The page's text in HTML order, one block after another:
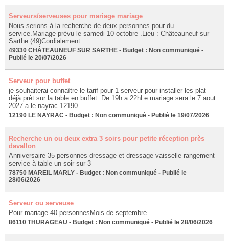
Serveurs/serveuses pour mariage mariage
Nous serions à la recherche de deux personnes pour du
service.Mariage prévu le samedi 10 octobre .Lieu : Châteauneuf sur
Sarthe (49)Cordialement.
49330 CHÂTEAUNEUF SUR SARTHE - Budget : Non communiqué -
Publié le 20/07/2026
Serveur pour buffet
je souhaiterai connaître le tarif pour 1 serveur pour installer les plat
déjà prêt sur la table en buffet. De 19h a 22hLe mariage sera le 7 aout
2027 a le nayrac 12190
12190 LE NAYRAC - Budget : Non communiqué - Publié le 19/07/2026
Recherche un ou deux extra 3 soirs pour petite réception près
davallon
Anniversaire 35 personnes dressage et dressage vaisselle rangement
service à table un soir sur 3
78750 MAREIL MARLY - Budget : Non communiqué - Publié le
28/06/2026
Serveur ou serveuse
Pour mariage 40 personnesMois de septembre
86110 THURAGEAU - Budget : Non communiqué - Publié le 28/06/2026